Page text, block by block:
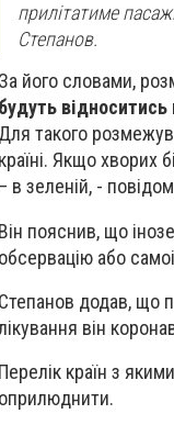
прилітатиме
Степанов.
За його словами,
будуть
Для такого
країні. Якщо хворих
– в зеленій, -
Він пояснив, що
обсервацію або
Степанов додав, що
він
Перелік країн з
оприлюднити.